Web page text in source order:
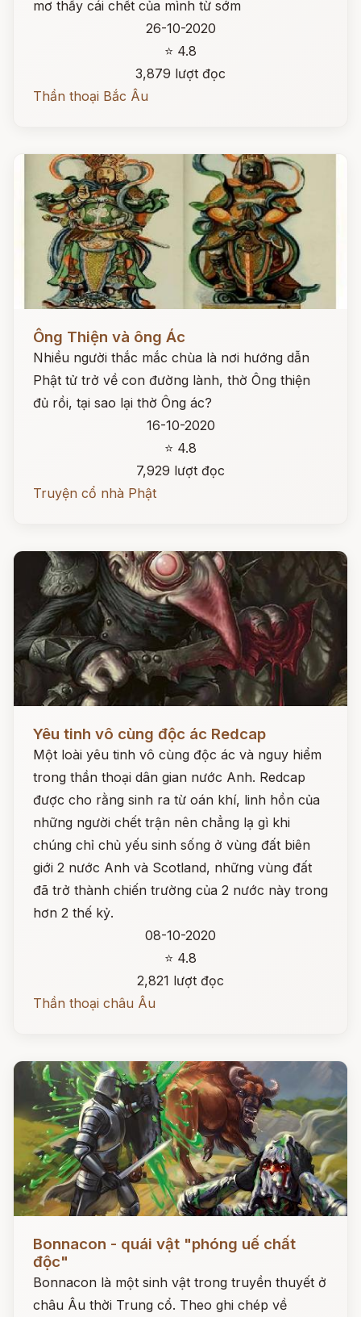
mơ thấy cái chết của mình từ sớm
26-10-2020
⭐ 4.8
3,879 lượt đọc
Thần thoại Bắc Âu
Đọc ngay
Ông Thiện và ông Ác
Nhiều người thắc mắc chùa là nơi hướng dẫn
Phật tử trở về con đường lành, thờ Ông thiện
đủ rồi, tại sao lại thờ Ông ác?
16-10-2020
⭐ 4.8
7,929 lượt đọc
Truyện cổ nhà Phật
Yêu tinh vô cùng độc ác Redcap
Một loài yêu tinh vô cùng độc ác và nguy hiểm
trong thần thoại dân gian nước Anh. Redcap
được cho rằng sinh ra từ oán khí, linh hồn của
những người chết trận nên chẳng lạ gì khi
chúng chỉ chủ yếu sinh sống ở vùng đất biên
giới 2 nước Anh và Scotland, những vùng đất
đã trở thành chiến trường của 2 nước này trong
hơn 2 thế kỷ.
08-10-2020
⭐ 4.8
2,821 lượt đọc
Thần thoại châu Âu
Bonnacon - quái vật "phóng uế chất
độc"
Bonnacon là một sinh vật trong truyền thuyết ở
châu Âu thời Trung cổ. Theo ghi chép về